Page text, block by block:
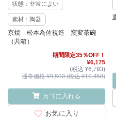
状態：非常によい
素材：陶器
京焼 松本為佐視造 窯変茶碗
（共箱）
期間限定35％OFF！
¥6,175
(税込 ¥6,793)
通常価格 ¥9,500 (税込 ¥10,450)
カゴに入れる
お気に入り